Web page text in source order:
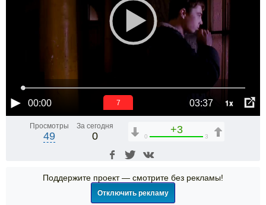
00:00 03:37 1x
6
Просмотры
49
За сегодня
0
+3
0 3
Поддержите проект — смотрите без рекламы!
Отключить рекламу